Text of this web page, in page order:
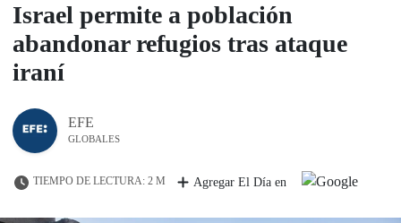
Israel permite a población
abandonar refugios tras ataque
iraní
EFE
GLOBALES
TIEMPO DE LECTURA: 2 M Agregar El Día en